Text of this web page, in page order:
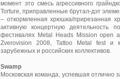
момент это смесь агрессивного
Torture, приправленные брутал-дэт
– откормленная хрюшка/прирезанная
активную концертную
фестивалях Metal Heads Mission open
Zverovision 2008, Tattoo Metal fest и
зарубежных и российских коллективов.
Swamp
Московская команда, успевшая отлично